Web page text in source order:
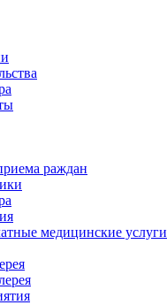
раждан
медицинские услуги